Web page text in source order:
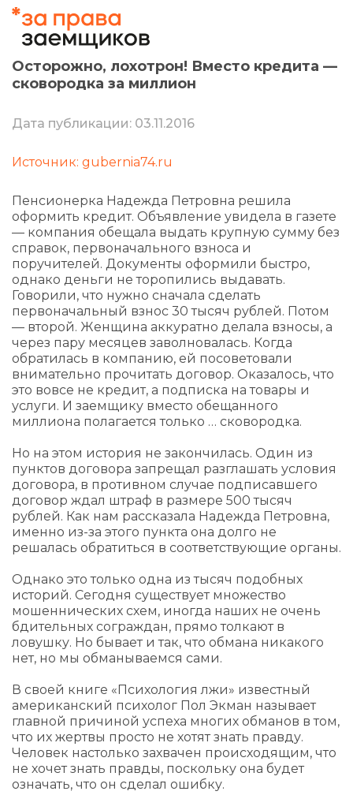
Осторожно, лохотрон! Вместо кредита —
сковородка за миллион
Дата публикации: 03.11.2016
Источник: gubernia74.ru
Пенсионерка Надежда Петровна решила
оформить кредит. Объявление увидела в газете
— компания обещала выдать крупную сумму без
справок, первоначального взноса и
поручителей. Документы оформили быстро,
однако деньги не торопились выдавать.
Говорили, что нужно сначала сделать
первоначальный взнос 30 тысяч рублей. Потом
— второй. Женщина аккуратно делала взносы, а
через пару месяцев заволновалась. Когда
обратилась в компанию, ей посоветовали
внимательно прочитать договор. Оказалось, что
это вовсе не кредит, а подписка на товары и
услуги. И заемщику вместо обещанного
миллиона полагается только … сковородка.
Но на этом история не закончилась. Один из
пунктов договора запрещал разглашать условия
договора, в противном случае подписавшего
договор ждал штраф в размере 500 тысяч
рублей. Как нам рассказала Надежда Петровна,
именно из-за этого пункта она долго не
решалась обратиться в соответствующие органы.
Однако это только одна из тысяч подобных
историй. Сегодня существует множество
мошеннических схем, иногда наших не очень
бдительных сограждан, прямо толкают в
ловушку. Но бывает и так, что обмана никакого
нет, но мы обманываемся сами.
В своей книге «Психология лжи» известный
американский психолог Пол Экман называет
главной причиной успеха многих обманов в том,
что их жертвы просто не хотят знать правду.
Человек настолько захвачен происходящим, что
не хочет знать правды, поскольку она будет
означать, что он сделал ошибку.